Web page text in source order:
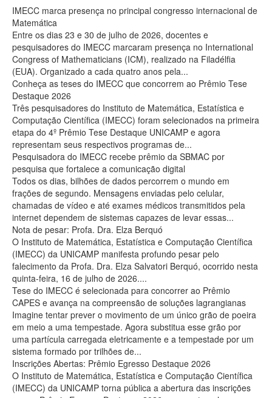
IMECC marca presença no principal congresso internacional de
Matemática
Entre os dias 23 e 30 de julho de 2026, docentes e
pesquisadores do IMECC marcaram presença no International
Congress of Mathematicians (ICM), realizado na Filadélfia
(EUA). Organizado a cada quatro anos pela...
Conheça as teses do IMECC que concorrem ao Prêmio Tese
Destaque 2026
Três pesquisadores do Instituto de Matemática, Estatística e
Computação Científica (IMECC) foram selecionados na primeira
etapa do 4º Prêmio Tese Destaque UNICAMP e agora
representam seus respectivos programas de...
Pesquisadora do IMECC recebe prêmio da SBMAC por
pesquisa que fortalece a comunicação digital
Todos os dias, bilhões de dados percorrem o mundo em
frações de segundo. Mensagens enviadas pelo celular,
chamadas de vídeo e até exames médicos transmitidos pela
internet dependem de sistemas capazes de levar essas...
Nota de pesar: Profa. Dra. Elza Berquó
O Instituto de Matemática, Estatística e Computação Científica
(IMECC) da UNICAMP manifesta profundo pesar pelo
falecimento da Profa. Dra. Elza Salvatori Berquó, ocorrido nesta
quinta-feira, 16 de julho de 2026....
Tese do IMECC é selecionada para concorrer ao Prêmio
CAPES e avança na compreensão de soluções lagrangianas
Imagine tentar prever o movimento de um único grão de poeira
em meio a uma tempestade. Agora substitua esse grão por
uma partícula carregada eletricamente e a tempestade por um
sistema formado por trilhões de...
Inscrições Abertas: Prêmio Egresso Destaque 2026
O Instituto de Matemática, Estatística e Computação Científica
(IMECC) da UNICAMP torna pública a abertura das inscrições